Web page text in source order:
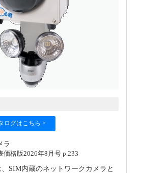
ログはこちら >
ラ
格版2026年8月号 p.233
、SIM内蔵のネットワークカメラと